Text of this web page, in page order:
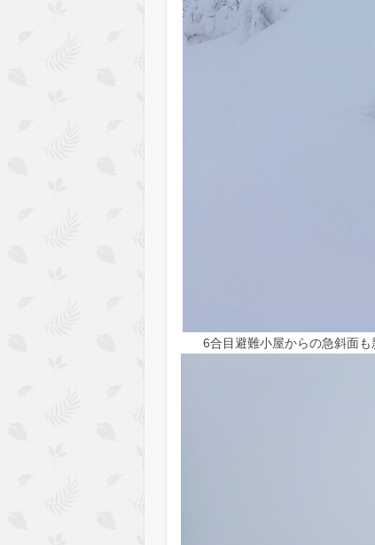
6合目避難小屋からの急斜面も